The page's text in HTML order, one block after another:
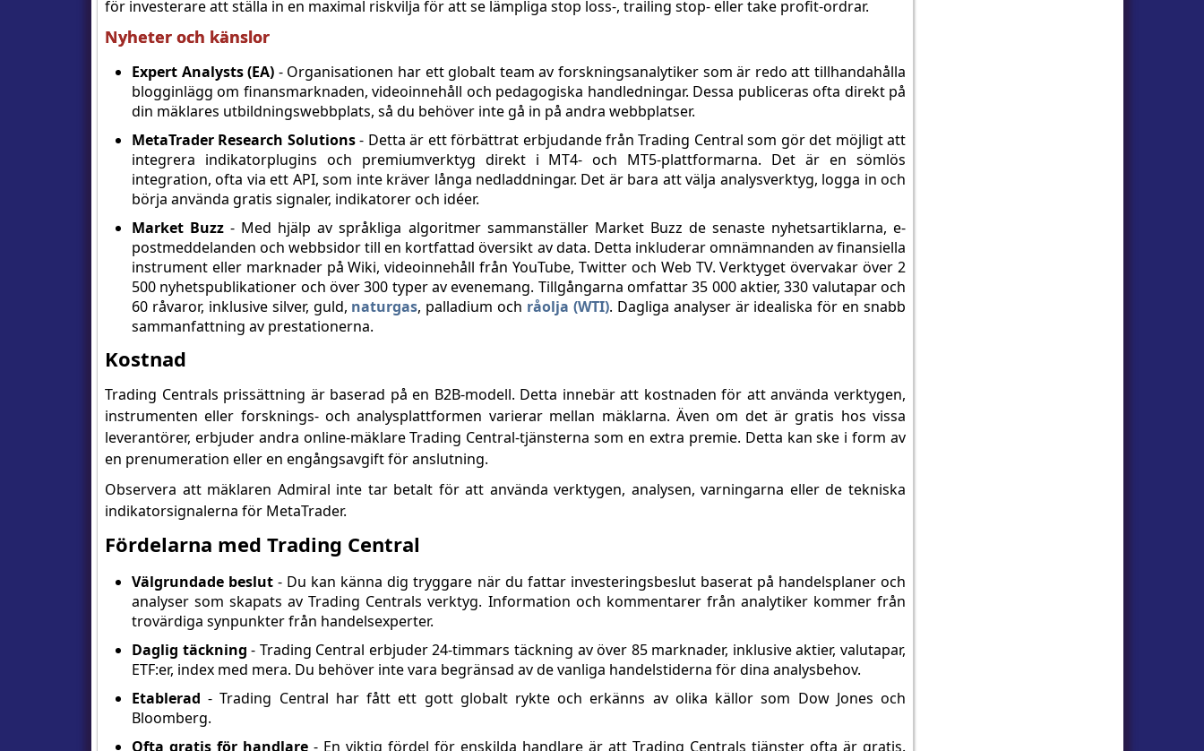
för investerare att ställa in en maximal riskvilja för att se lämpliga stop loss-, trailing stop- eller take profit-ordrar.
Nyheter och känslor
Expert Analysts (EA) - Organisationen har ett globalt team av forskningsanalytiker som är redo att tillhandahålla
blogginlägg om finansmarknaden, videoinnehåll och pedagogiska handledningar. Dessa publiceras ofta direkt på
din mäklares utbildningswebbplats, så du behöver inte gå in på andra webbplatser.
MetaTrader Research Solutions- Detta är ett förbättrat erbjudande från Trading Central som gör det möjligt att
integrera indikatorplugins och premiumverktyg direkt i MT4- och MT5-plattformarna. Det är en sömlös
integration, ofta via ett API, som inte kräver långa nedladdningar. Det är bara att välja analysverktyg, logga in och
börja använda gratis signaler, indikatorer och idéer.
Market Buzz - Med hjälp av språkliga algoritmer sammanställer Market Buzz de senaste nyhetsartiklarna, e-
postmeddelanden och webbsidor till en kortfattad översikt av data. Detta inkluderar omnämnanden av finansiella
instrument eller marknader på Wiki, videoinnehåll från YouTube, Twitter och Web TV. Verktyget övervakar över 2
500 nyhetspublikationer och över 300 typer av evenemang. Tillgångarna omfattar 35 000 aktier, 330 valutapar och
60 råvaror, inklusive silver, guld, naturgas, palladium och råolja (WTI). Dagliga analyser är idealiska för en snabb
sammanfattning av prestationerna.
Kostnad
Trading Centrals prissättning är baserad på en B2B-modell. Detta innebär att kostnaden för att använda verktygen,
instrumenten eller forsknings- och analysplattformen varierar mellan mäklarna. Även om det är gratis hos vissa
leverantörer, erbjuder andra online-mäklare Trading Central-tjänsterna som en extra premie. Detta kan ske i form av
en prenumeration eller en engångsavgift för anslutning.
Observera att mäklaren Admiral inte tar betalt för att använda verktygen, analysen, varningarna eller de tekniska
indikatorsignalerna för MetaTrader.
Fördelarna med Trading Central
Välgrundade beslut - Du kan känna dig tryggare när du fattar investeringsbeslut baserat på handelsplaner och
analyser som skapats av Trading Centrals verktyg. Information och kommentarer från analytiker kommer från
trovärdiga synpunkter från handelsexperter.
Daglig täckning - Trading Central erbjuder 24-timmars täckning av över 85 marknader, inklusive aktier, valutapar,
ETF:er, index med mera. Du behöver inte vara begränsad av de vanliga handelstiderna för dina analysbehov.
Etablerad - Trading Central har fått ett gott globalt rykte och erkänns av olika källor som Dow Jones och
Bloomberg.
Ofta gratis för handlare - En viktig fördel för enskilda handlare är att Trading Centrals tjänster ofta är gratis.